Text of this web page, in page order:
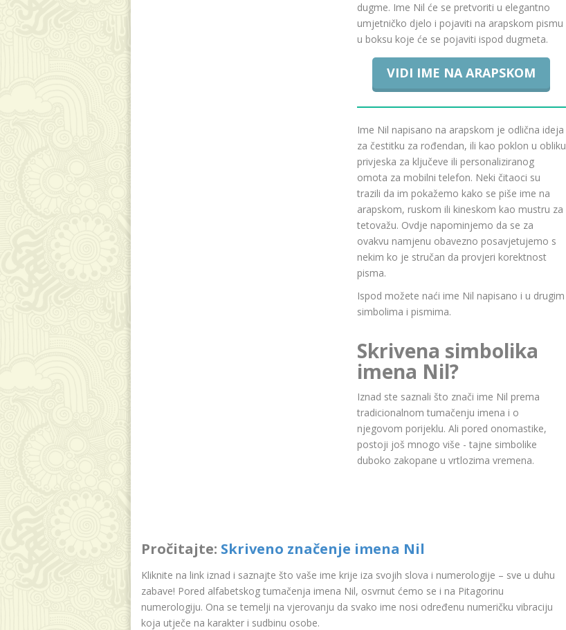
dugme. Ime Nil će se pretvoriti u elegantno
umjetničko djelo i pojaviti na arapskom pismu
u boksu koje će se pojaviti ispod dugmeta.
VIDI IME NA ARAPSKOM
Ime Nil napisano na arapskom je odlična ideja
za čestitku za rođendan, ili kao poklon u obliku
privjeska za ključeve ili personaliziranog
omota za mobilni telefon. Neki čitaoci su
trazili da im pokažemo kako se piše ime na
arapskom, ruskom ili kineskom kao mustru za
tetovažu. Ovdje napominjemo da se za
ovakvu namjenu obavezno posavjetujemo s
nekim ko je stručan da provjeri korektnost
pisma.
Ispod možete naći ime Nil napisano i u drugim
simbolima i pismima.
Skrivena simbolika
imena Nil?
Iznad ste saznali što znači ime Nil prema
tradicionalnom tumačenju imena i o
njegovom porijeklu. Ali pored onomastike,
postoji još mnogo više - tajne simbolike
duboko zakopane u vrtlozima vremena.
Pročitajte: Skriveno značenje imena Nil
Kliknite na link iznad i saznajte što vaše ime krije iza svojih slova i numerologije – sve u duhu
zabave! Pored alfabetskog tumačenja imena Nil, osvrnut ćemo se i na Pitagorinu
numerologiju. Ona se temelji na vjerovanju da svako ime nosi određenu numeričku vibraciju
koja utječe na karakter i sudbinu osobe.